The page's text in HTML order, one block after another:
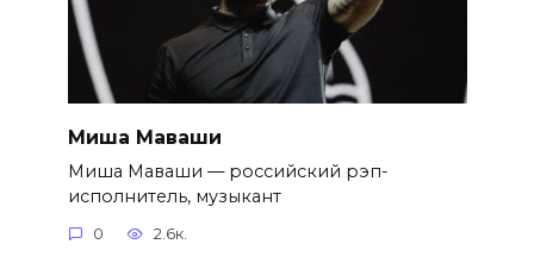
Миша Маваши
Миша Маваши — российский рэп-
исполнитель, музыкант
0 2.6к.